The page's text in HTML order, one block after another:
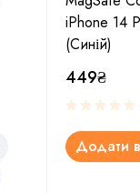
iPhone 14
(Синій)
449₴
Додати